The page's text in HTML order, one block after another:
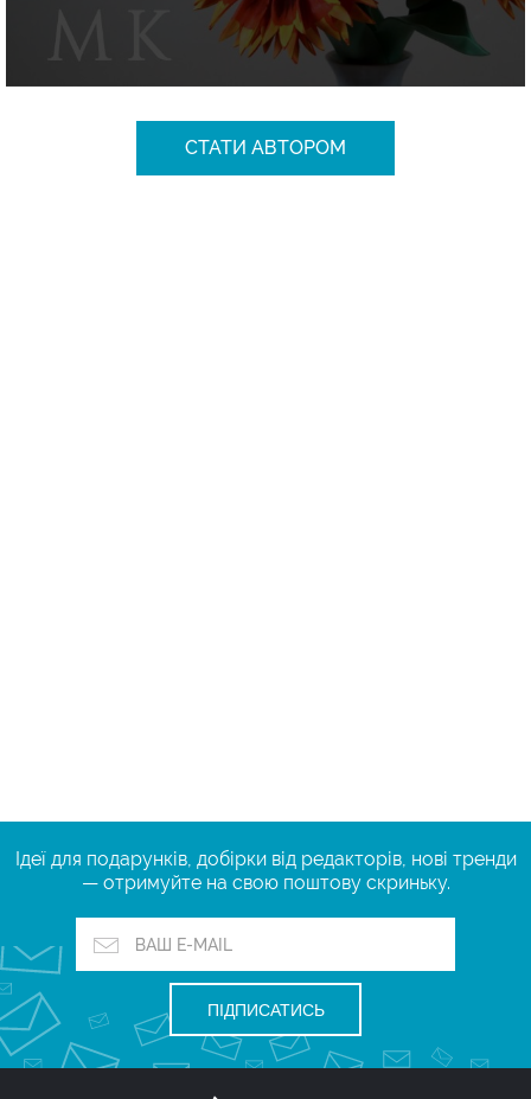
СТАТИ АВТОРОМ
Ідеї ​​для подарунків, добірки від редакторів, нові тренди
— отримуйте на свою поштову скриньку.